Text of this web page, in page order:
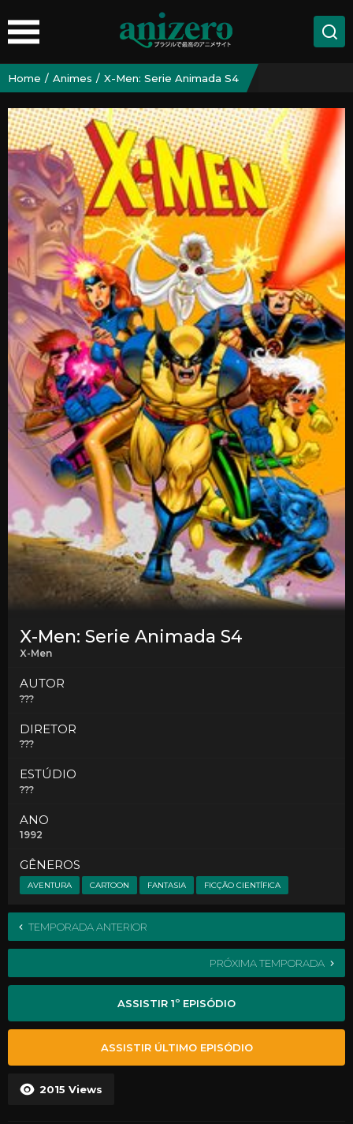
Home Animes X-Men: Serie Animada S4
X-Men: Serie Animada S4
X-Men
AUTOR
???
DIRETOR
???
ESTÚDIO
???
ANO
1992
GÊNEROS
AVENTURA CARTOON FANTASIA FICÇÃO CIENTÍFICA
TEMPORADA ANTERIOR
PRÓXIMA TEMPORADA
2015 Views
ASSISTIR 1º EPISÓDIO
ASSISTIR ÚLTIMO EPISÓDIO